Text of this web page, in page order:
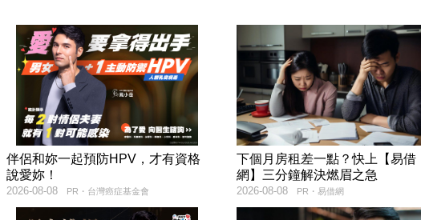
伴侶和妳一起預防HPV，才有資格
說愛妳！
PR・台灣癌症基金會
2026-08-08
下個月房租差一點？快上【易借
網】三分鐘解決燃眉之急
PR・易借網
2026-08-08